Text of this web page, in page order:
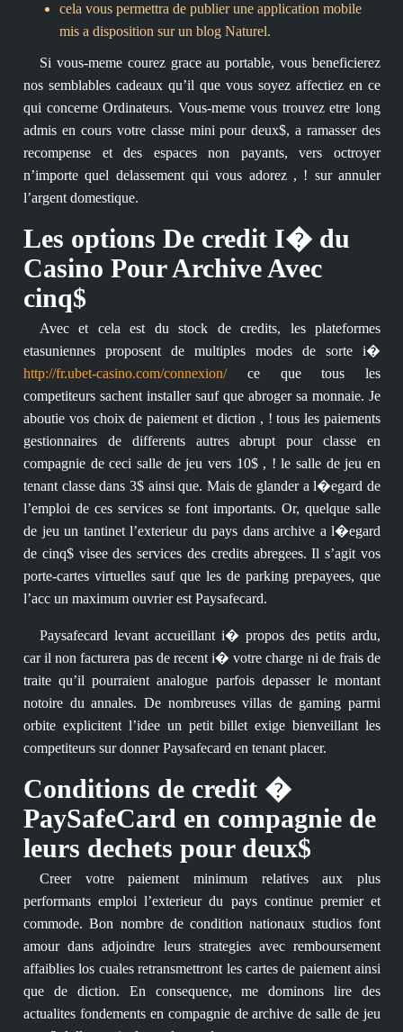
cela vous permettra de publier une application mobile
mis a disposition sur un blog Naturel.
Si vous-meme courez grace au portable, vous beneficierez
nos semblables cadeaux qu’il que vous soyez affectiez en ce
qui concerne Ordinateurs. Vous-meme vous trouvez etre long
admis en cours votre classe mini pour deux$, a ramasser des
recompense et des espaces non payants, vers octroyer
n’importe quel delassement qui vous adorez , ! sur annuler
l’argent domestique.
Les options De credit I� du
Casino Pour Archive Avec
cinq$
Avec et cela est du stock de credits, les plateformes
etasuniennes proposent de multiples modes de sorte i�
http://fr.ubet-casino.com/connexion/ce que tous les
competiteurs sachent installer sauf que abroger sa monnaie. Je
aboutie vos choix de paiement et diction , ! tous les paiements
gestionnaires de differents autres abrupt pour classe en
compagnie de ceci salle de jeu vers 10$ , ! le salle de jeu en
tenant classe dans 3$ ainsi que. Mais de glander a l�egard de
l’emploi de ces services se font importants. Or, quelque salle
de jeu un tantinet l’exterieur du pays dans archive a l�egard
de cinq$ visee des services des credits abregees. Il s’agit vos
porte-cartes virtuelles sauf que les de parking prepayees, que
l’acc un maximum ouvrier est Paysafecard.
Paysafecard levant accueillant i� propos des petits ardu,
car il non facturera pas de recent i� votre charge ni de frais de
traite qu’il pourraient analogue parfois depasser le montant
notoire du annales. De nombreuses villas de gaming parmi
orbite explicitent l’idee un petit billet exige bienveillant les
competiteurs sur donner Paysafecard en tenant placer.
Conditions de credit �
PaySafeCard en compagnie de
leurs dechets pour deux$
Creer votre paiement minimum relatives aux plus
performants emploi l’exterieur du pays continue premier et
commode. Bon nombre de condition nationaux studios font
amour dans adjoindre leurs strategies avec remboursement
affaiblies los cuales retransmettront les cartes de paiement ainsi
que de diction. En consequence, me dominons lire des
actualites fondements en compagnie de archive de salle de jeu